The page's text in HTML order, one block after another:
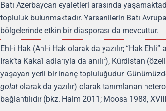
Batı Azerbaycan eyaletleri arasında
topluluk bulunmaktadır. Yarsanilerin Batı
bölgelerinde etkin bir diasporası da mevcuttur.
Ehl-i Hak (Ahl-i Hak olarak da yazılır; “Hak
Irak’ta Kaka’i adlarıyla da anılır), Kürdistan
yaşayan yerli bir inanç topluluğudur.
golat olarak da yazılır) olarak tanımlanan
bağlantılıdır (bkz. Halm 2011; Moosa 1988,